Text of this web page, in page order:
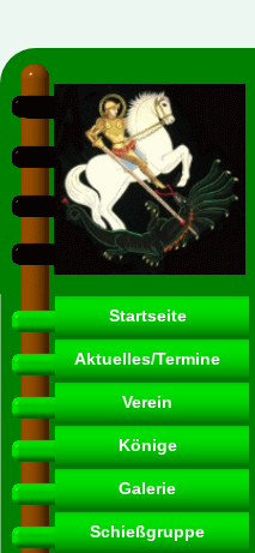
Startseite
Aktuelles/Termine
Verein
Könige
Galerie
Schießgruppe